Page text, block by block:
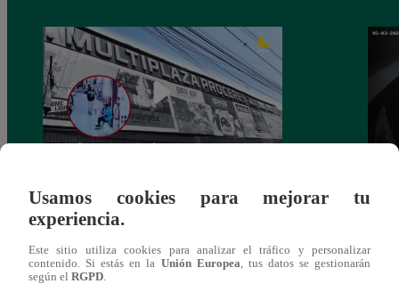
Asesinan a comerciante ferretero dentro de
galería en San Juan de Lurigancho
Usamos cookies para mejorar tu
experiencia.
Este sitio utiliza cookies para analizar el tráfico y personalizar
contenido. Si estás en la Unión Europea, tus datos se gestionarán
según el RGPD.